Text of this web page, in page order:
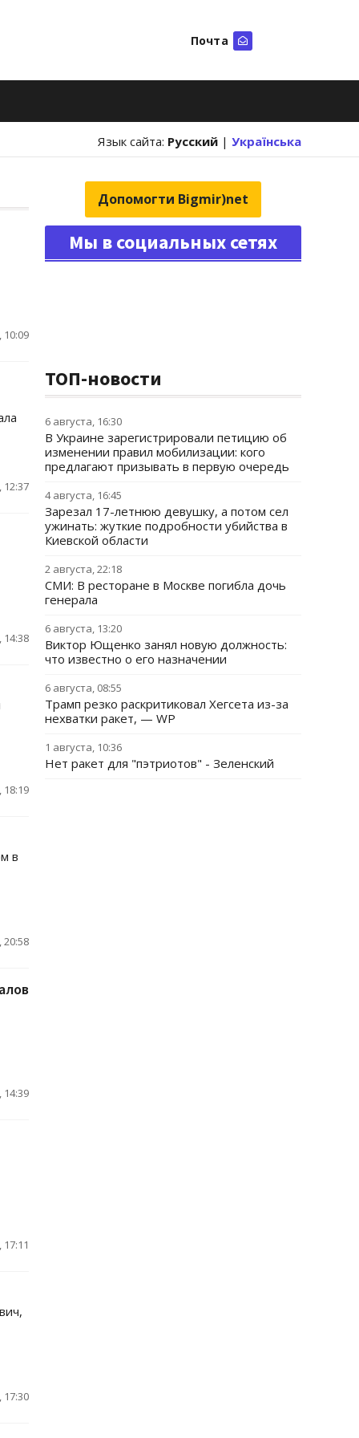
Почта
Язык сайта: Русский | Українська
10:09
12:37
14:38
18:19
в
20:58
14:39
17:30
Допомогти Bigmir)net
Мы в социальных сетях
ТОП-новости
6 августа, 16:30
В Украине зарегистрировали петицию об
изменении правил мобилизации: кого
предлагают призывать в первую очередь
4 августа, 16:45
Зарезал 17-летнюю девушку, а потом сел
ужинать: жуткие подробности убийства в
Киевской области
2 августа, 22:18
СМИ: В ресторане в Москве погибла дочь
генерала
6 августа, 13:20
Виктор Ющенко занял новую должность:
что известно о его назначении
6 августа, 08:55
Трамп резко раскритиковал Хегсета из-за
нехватки ракет, — WP
1 августа, 10:36
Нет ракет для "пэтриотов" - Зеленский